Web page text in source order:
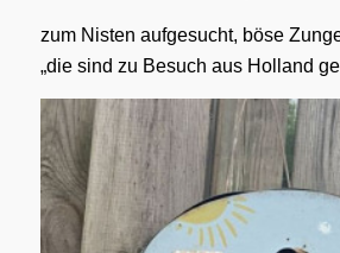
zum Nisten aufgesucht, böse
„die sind zu Besuch aus Holland